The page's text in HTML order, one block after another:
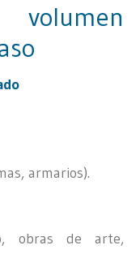
armarios).
obras de arte,